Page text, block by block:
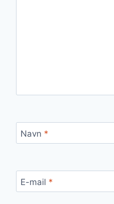
Navn *
E-mail *